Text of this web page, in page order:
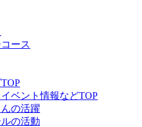
ース
ベント情報などTOP
の活躍
の活動